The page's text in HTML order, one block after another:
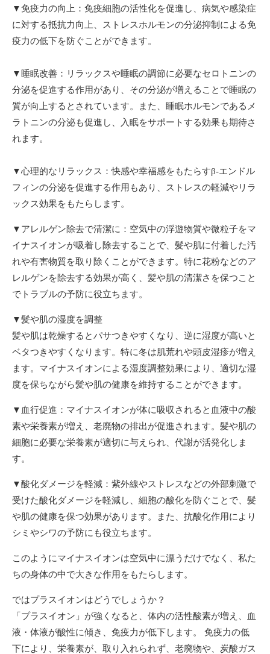
▼免疫力の向上：免疫細胞の活性化を促進し、病気や感染症
に対する抵抗力向上、ストレスホルモンの分泌抑制による免
疫力の低下を防ぐことができます。
▼睡眠改善：リラックスや睡眠の調節に必要なセロトニンの
分泌を促進する作用があり、その分泌が増えることで睡眠の
質が向上するとされています。また、睡眠ホルモンであるメ
ラトニンの分泌も促進し、入眠をサポートする効果も期待さ
れます。
▼心理的なリラックス：快感や幸福感をもたらすβ-エンドル
フィンの分泌を促進する作用もあり、ストレスの軽減やリラ
ックス効果をもたらします。
▼アレルゲン除去で清潔に：空気中の浮遊物質や微粒子をマ
イナスイオンが吸着し除去することで、髪や肌に付着した汚
れや有害物質を取り除くことができます。特に花粉などのア
レルゲンを除去する効果が高く、髪や肌の清潔さを保つこと
でトラブルの予防に役立ちます。
▼髪や肌の湿度を調整
髪や肌は乾燥するとパサつきやすくなり、逆に湿度が高いと
ベタつきやすくなります。特に冬は肌荒れや頭皮湿疹が増え
ます。マイナスイオンによる湿度調整効果により、適切な湿
度を保ちながら髪や肌の健康を維持することができます。
▼血行促進：マイナスイオンが体に吸収されると血液中の酸
素や栄養素が増え、老廃物の排出が促進されます。髪や肌の
細胞に必要な栄養素が適切に与えられ、代謝が活発化しま
す。
▼酸化ダメージを軽減：紫外線やストレスなどの外部刺激で
受けた酸化ダメージを軽減し、細胞の酸化を防ぐことで、髪
や肌の健康を保つ効果があります。また、抗酸化作用により
シミやシワの予防にも役立ちます。
このようにマイナスイオンは空気中に漂うだけでなく、私た
ちの身体の中で大きな作用をもたらします。
ではプラスイオンはどうでしょうか？
「プラスイオン」が強くなると、体内の活性酸素が増え、血
液・体液が酸性に傾き、免疫力が低下します。 免疫力の低
下により、栄養素が、取り入れられず、老廃物や、炭酸ガス